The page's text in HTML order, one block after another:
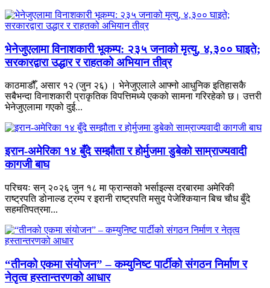
भेनेजुएलामा विनाशकारी भूकम्प: २३५ जनाको मृत्यु, ४,३०० घाइते;
सरकारद्वारा उद्धार र राहतको अभियान तीव्र
काठमाडौँ, असार १२ (जुन २६) । भेनेजुएलाले आफ्नो आधुनिक इतिहासकै
सबैभन्दा विनाशकारी प्राकृतिक विपत्तिमध्ये एकको सामना गरिरहेको छ। उत्तरी
भेनेजुएलामा गएको दुई...
इरान-अमेरिका १४ बुँदे सम्झौता र होर्मुजमा डुबेको साम्राज्यवादी
कागजी बाघ
परिचयः सन् २०२६ जुन १८ मा फ्रान्सको भर्साइल्स दरबारमा अमेरिकी
राष्ट्रपति डोनाल्ड ट्रम्प र इरानी राष्ट्रपति मसुद पेजेश्कियान बिच चौध बुँदे
सहमतिपत्रमा...
“तीनको एकमा संयोजन” – कम्युनिष्ट पार्टीको संगठन निर्माण र
नेतृत्व हस्तान्तरणको आधार